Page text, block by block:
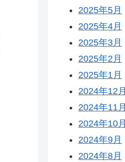
2025年5月
2025年4月
2025年3月
2025年2月
2025年1月
2024年12月
2024年11月
2024年10月
2024年9月
2024年8月